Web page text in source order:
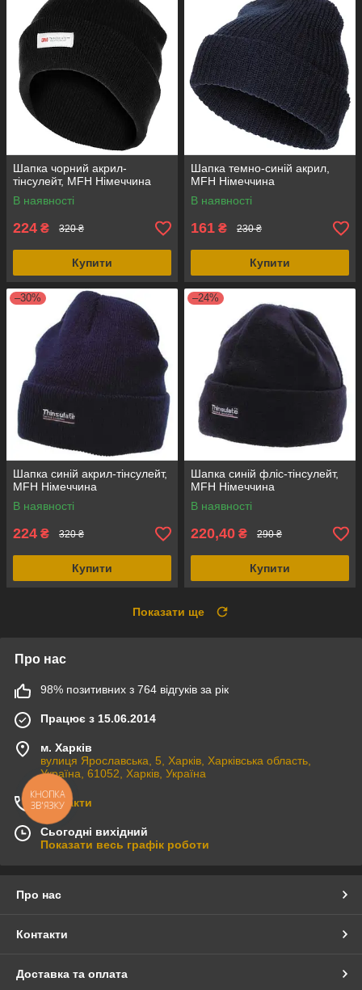
Шапка чорний акрил-
тінсулейт, MFH Німеччина
В наявності
224 ₴ 320 ₴
Купити
Шапка темно-синій акрил,
MFH Німеччина
В наявності
161 ₴ 230 ₴
Купити
–30%
Шапка синій акрил-тінсулейт,
MFH Німеччина
В наявності
224 ₴ 320 ₴
Купити
–24%
Шапка синій фліс-тінсулейт,
MFH Німеччина
В наявності
220,40 ₴ 290 ₴
Купити
Показати ще
Про нас
98% позитивних з 764 відгуків за рік
Працює з 15.06.2014
м. Харків
вулиця Ярославська, 5, Харків, Харківська область,
Україна, 61052, Харків, Україна
Контакти
Сьогодні вихідний
Показати весь графік роботи
Про нас
Контакти
Доставка та оплата
КНОПКА
ЗВ'ЯЗКУ